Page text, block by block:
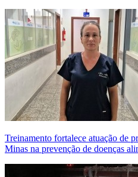
Treinamento fortalece atuação de
Minas na prevenção de doenças